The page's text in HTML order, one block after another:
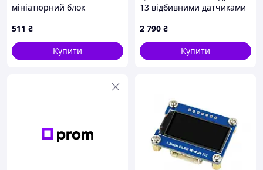
мініатюрний блок
самостійного монтажу
511 ₴
Купити
13 відбивними датчиками
2 790 ₴
Купити